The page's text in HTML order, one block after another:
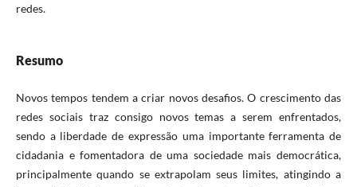
redes.
Resumo
Novos tempos tendem a criar novos desafios. O crescimento das
redes sociais traz consigo novos temas a serem enfrentados,
sendo a liberdade de expressão uma importante ferramenta de
cidadania e fomentadora de uma sociedade mais democrática,
principalmente quando se extrapolam seus limites, atingindo a